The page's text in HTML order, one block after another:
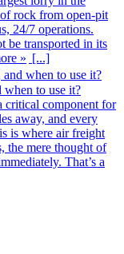
rock from open-pit
24/7 operations.
be transported in its
» [...]
to use it?
critical component for
away, and every
is where air freight
the mere thought of
That’s a